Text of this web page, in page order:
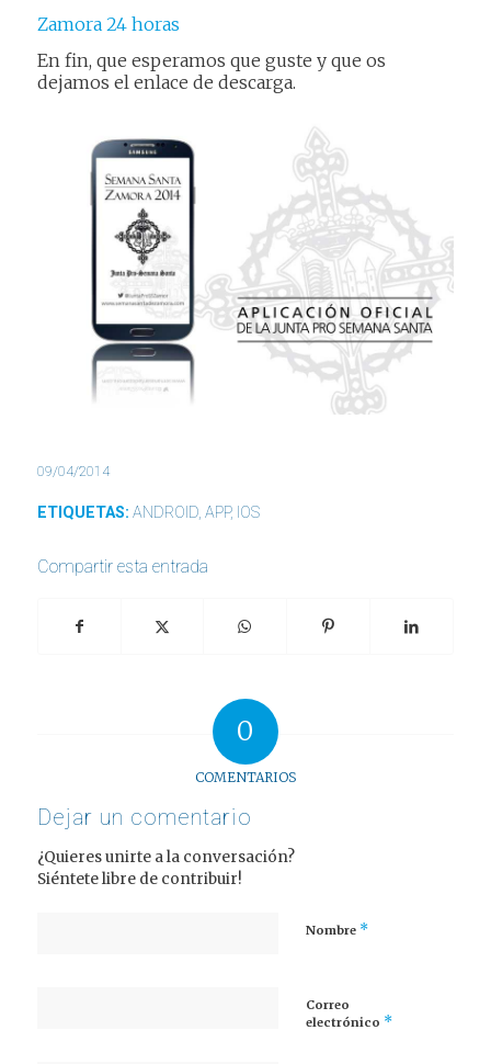
Zamora 24 horas
En fin, que esperamos que guste y que os
dejamos el enlace de descarga.
09/04/2014
ETIQUETAS: ANDROID, APP, IOS
Compartir esta entrada
0
COMENTARIOS
Dejar un comentario
¿Quieres unirte a la conversación?
Siéntete libre de contribuir!
Nombre *
Correo
electrónico *